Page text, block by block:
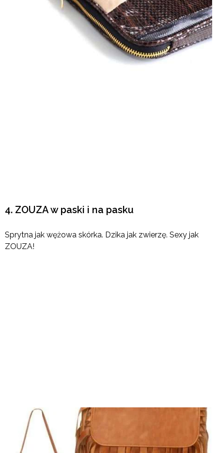
4. ZOUZA w paski i na pasku
Sprytna jak wężowa skórka. Dzika jak zwierzę. Sexy jak
ZOUZA!